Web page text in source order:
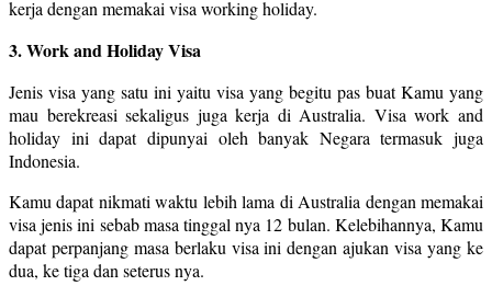
kerja dengan memakai visa working holiday.
3. Work and Holiday Visa
Jenis visa yang satu ini yaitu visa yang begitu pas buat Kamu yang
mau berekreasi sekaligus juga kerja di Australia. Visa work and
holiday ini dapat dipunyai oleh banyak Negara termasuk juga
Indonesia.
Kamu dapat nikmati waktu lebih lama di Australia dengan memakai
visa jenis ini sebab masa tinggal nya 12 bulan. Kelebihannya, Kamu
dapat perpanjang masa berlaku visa ini dengan ajukan visa yang ke
dua, ke tiga dan seterus nya.